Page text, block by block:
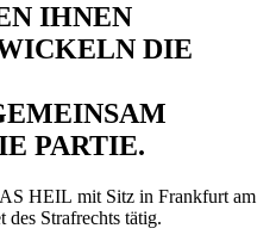
IHNEN
DIE
PARTIE.
HEIL mit Sitz in Frankfurt am
des Strafrechts tätig.